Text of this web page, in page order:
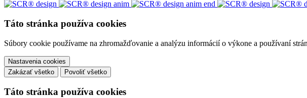
Táto stránka používa cookies
Súbory cookie používame na zhromažďovanie a analýzu informácií o výkone a používaní
Nastavenia cookies
Zakázať všetko
Povoliť všetko
Táto stránka používa cookies